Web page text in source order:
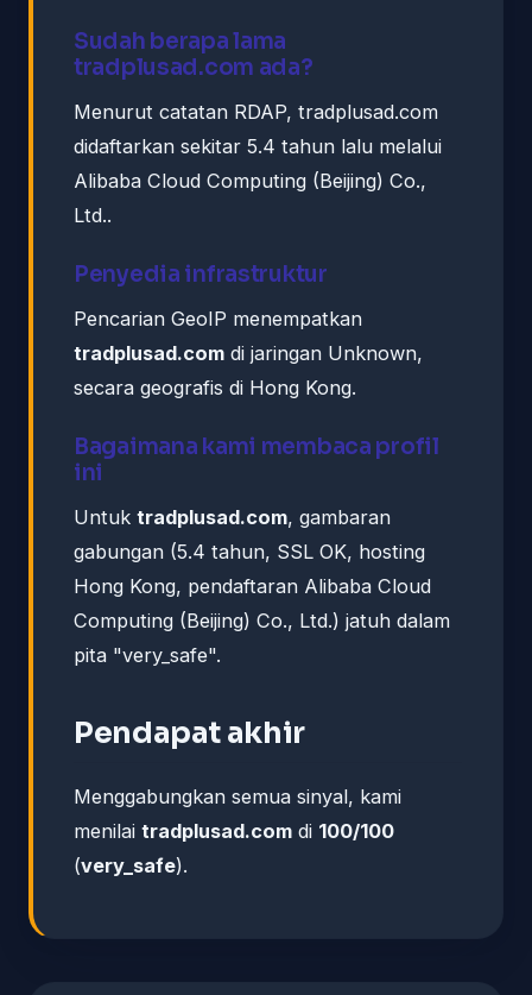
Sudah berapa lama
tradplusad.com ada?
Menurut catatan RDAP, tradplusad.com
didaftarkan sekitar 5.4 tahun lalu melalui
Alibaba Cloud Computing (Beijing) Co.,
Ltd..
Penyedia infrastruktur
Pencarian GeoIP menempatkan
tradplusad.com di jaringan Unknown,
secara geografis di Hong Kong.
Bagaimana kami membaca profil
ini
Untuk tradplusad.com, gambaran
gabungan (5.4 tahun, SSL OK, hosting
Hong Kong, pendaftaran Alibaba Cloud
Computing (Beijing) Co., Ltd.) jatuh dalam
pita "very_safe".
Pendapat akhir
Menggabungkan semua sinyal, kami
menilai tradplusad.com di 100/100
(very_safe).